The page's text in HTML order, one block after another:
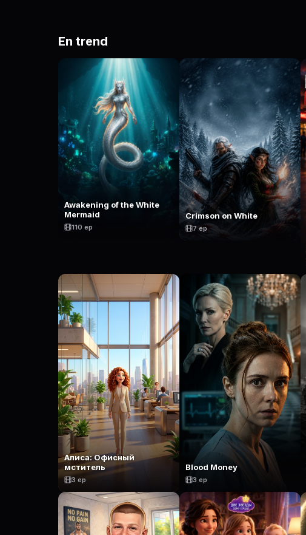
En trend
Awakening of the White
Mermaid
110 ep
Crimson on White
7 ep
Алиса: Офисный
мститель
3 ep
Blood Money
3 ep